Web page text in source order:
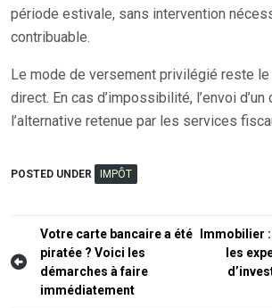
période estivale, sans intervention
contribuable.
Le mode de versement privilégié reste le
direct. En cas d’impossibilité, l’envoi
l’alternative retenue par les services
POSTED UNDER IMPÔT
Navigation
de
l’article
Votre carte bancaire a été
piratée ? Voici les
démarches à faire
immédiatement
Immobilier
les